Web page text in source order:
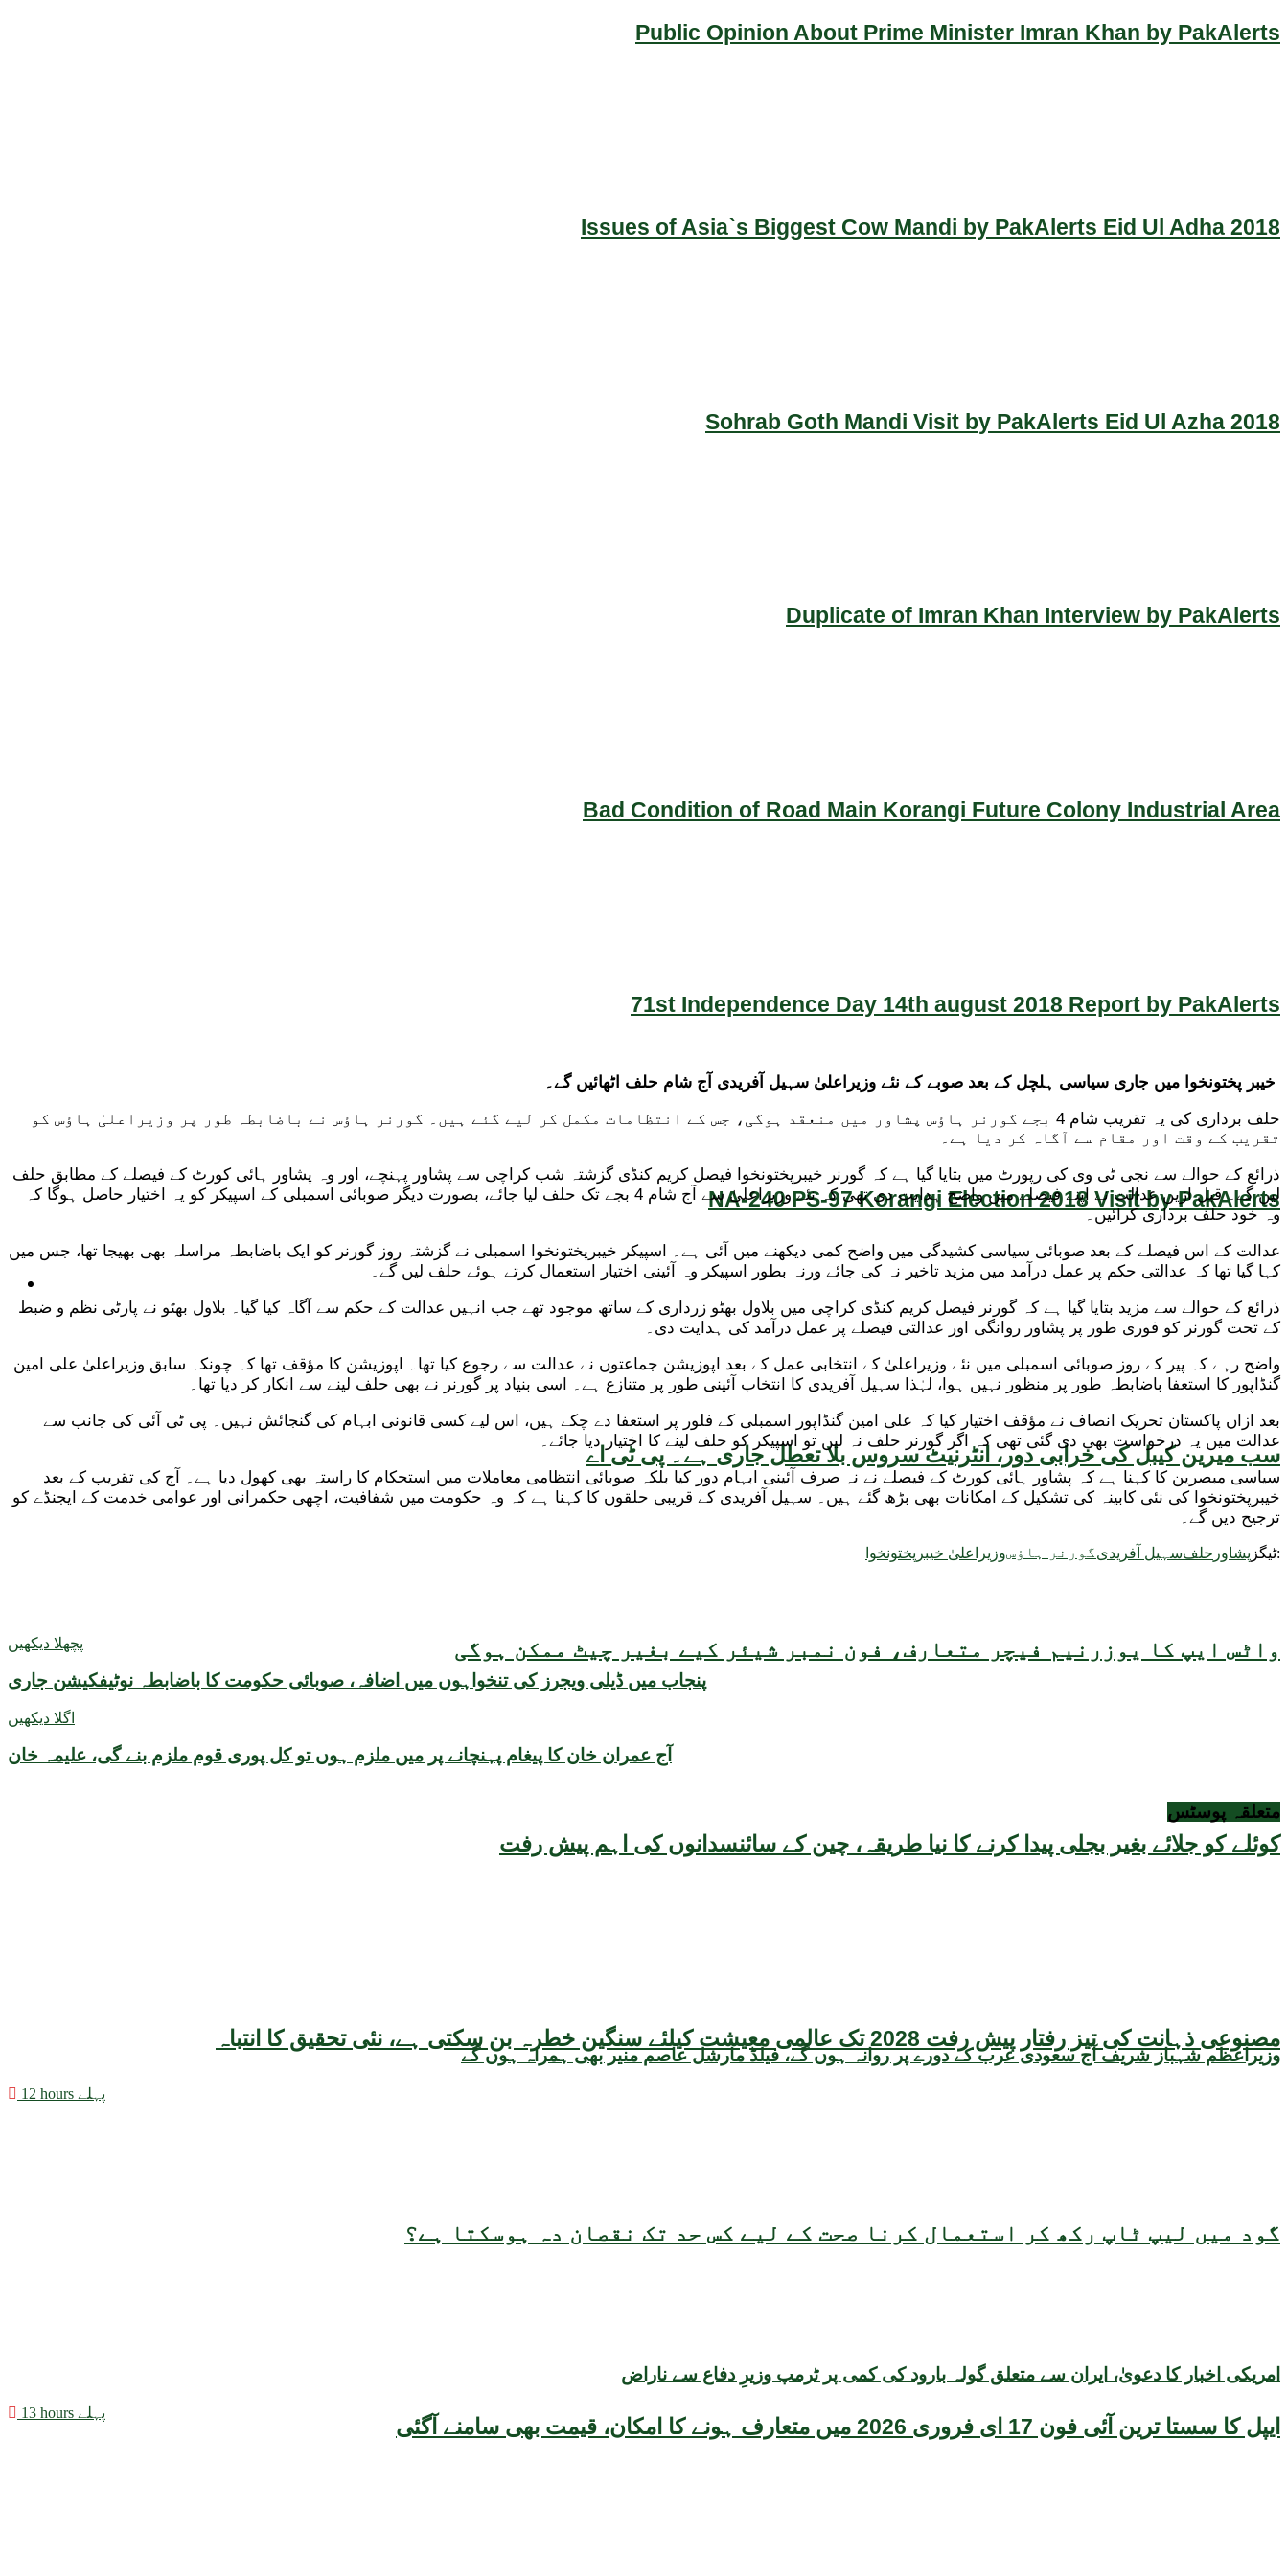
Public Opinion About Prime Minister Imran Khan by PakAlerts
Issues of Asia`s Biggest Cow Mandi by PakAlerts Eid Ul Adha 2018
Sohrab Goth Mandi Visit by PakAlerts Eid Ul Azha 2018
Duplicate of Imran Khan Interview by PakAlerts
Bad Condition of Road Main Korangi Future Colony Industrial Area
71st Independence Day 14th august 2018 Report by PakAlerts
NA-240 PS-97 Korangi Election 2018 Visit by PakAlerts
سب میرین کیبل کی خرابی دور، انٹرنیٹ سروس بلا تعطل جاری ہے۔ پی ٹی اے
واٹس ایپ کا یوزرنیم فیچر متعارف، فون نمبر شیئر کیے بغیر چیٹ ممکن ہوگی
کوئلے کو جلائے بغیر بجلی پیدا کرنے کا نیا طریقہ، چین کے سائنسدانوں کی اہم پیش رفت
مصنوعی ذہانت کی تیز رفتار پیش رفت 2028 تک عالمی معیشت کیلئے سنگین خطرہ بن سکتی ہے، نئی تحقیق کا انتباہ
گود میں لیپ ٹاپ رکھ کر استعمال کرنا صحت کے لیے کس حد تک نقصان دہ ہوسکتا ہے؟
ایپل کا سستا ترین آئی فون 17 ای فروری 2026 میں متعارف ہونے کا امکان، قیمت بھی سامنے آگئی
خیبر پختونخوا میں جاری سیاسی ہلچل کے بعد صوبے کے نئے وزیراعلیٰ سہیل آفریدی آج شام حلف اٹھائیں گے۔
حلف برداری کی یہ تقریب شام 4 بجے گورنر ہاؤس پشاور میں منعقد ہوگی، جس کے انتظامات مکمل کر لیے گئے ہیں۔ گورنر ہاؤس نے باضابطہ طور پر وزیراعلیٰ ہاؤس کو
تقریب کے وقت اور مقام سے آگاہ کر دیا ہے۔
ذرائع کے حوالے سے نجی ٹی وی کی رپورٹ میں بتایا گیا ہے کہ گورنر خیبرپختونخوا فیصل کریم کنڈی گزشتہ شب کراچی سے پشاور پہنچے، اور وہ پشاور ہائی کورٹ کے فیصلے کے مطابق حلف
لیں گے۔ قبل ازیں عدالت نے اپنے فیصلے میں واضح ہدایت دی تھی کہ نئے وزیراعلیٰ سے آج شام 4 بجے تک حلف لیا جائے، بصورت دیگر صوبائی اسمبلی کے اسپیکر کو یہ اختیار حاصل ہوگا کہ
وہ خود حلف برداری کرائیں۔
عدالت کے اس فیصلے کے بعد صوبائی سیاسی کشیدگی میں واضح کمی دیکھنے میں آئی ہے۔ اسپیکر خیبرپختونخوا اسمبلی نے گزشتہ روز گورنر کو ایک باضابطہ مراسلہ بھی بھیجا تھا، جس میں
کہا گیا تھا کہ عدالتی حکم پر عمل درآمد میں مزید تاخیر نہ کی جائے ورنہ بطور اسپیکر وہ آئینی اختیار استعمال کرتے ہوئے حلف لیں گے۔
ذرائع کے حوالے سے مزید بتایا گیا ہے کہ گورنر فیصل کریم کنڈی کراچی میں بلاول بھٹو زرداری کے ساتھ موجود تھے جب انہیں عدالت کے حکم سے آگاہ کیا گیا۔ بلاول بھٹو نے پارٹی نظم و ضبط
کے تحت گورنر کو فوری طور پر پشاور روانگی اور عدالتی فیصلے پر عمل درآمد کی ہدایت دی۔
واضح رہے کہ پیر کے روز صوبائی اسمبلی میں نئے وزیراعلیٰ کے انتخابی عمل کے بعد اپوزیشن جماعتوں نے عدالت سے رجوع کیا تھا۔ اپوزیشن کا مؤقف تھا کہ چونکہ سابق وزیراعلیٰ علی امین
گنڈاپور کا استعفا باضابطہ طور پر منظور نہیں ہوا، لہٰذا سہیل آفریدی کا انتخاب آئینی طور پر متنازع ہے۔ اسی بنیاد پر گورنر نے بھی حلف لینے سے انکار کر دیا تھا۔
بعد ازاں پاکستان تحریک انصاف نے مؤقف اختیار کیا کہ علی امین گنڈاپور اسمبلی کے فلور پر استعفا دے چکے ہیں، اس لیے کسی قانونی ابہام کی گنجائش نہیں۔ پی ٹی آئی کی جانب سے
عدالت میں یہ درخواست بھی دی گئی تھی کہ اگر گورنر حلف نہ لیں تو اسپیکر کو حلف لینے کا اختیار دیا جائے۔
سیاسی مبصرین کا کہنا ہے کہ پشاور ہائی کورٹ کے فیصلے نے نہ صرف آئینی ابہام دور کیا بلکہ صوبائی انتظامی معاملات میں استحکام کا راستہ بھی کھول دیا ہے۔ آج کی تقریب کے بعد
خیبرپختونخوا کی نئی کابینہ کی تشکیل کے امکانات بھی بڑھ گئے ہیں۔ سہیل آفریدی کے قریبی حلقوں کا کہنا ہے کہ وہ حکومت میں شفافیت، اچھی حکمرانی اور عوامی خدمت کے ایجنڈے کو
ترجیح دیں گے۔
ٹیگز: پشاور حلفسہیل آفریدیگورنر ہاؤسوزیراعلیٰ خیبرپختونخوا
پچھلا دیکھیں
پنجاب میں ڈیلی ویجرز کی تنخواہوں میں اضافہ، صوبائی حکومت کا باضابطہ نوٹیفکیشن جاری
اگلا دیکھیں
آج عمران خان کا پیغام پہنچانے پر میں ملزم ہوں تو کل پوری قوم ملزم بنے گی، علیمہ خان
متعلقہ پوسٹس
وزیراعظم شہباز شریف آج سعودی عرب کے دورے پر روانہ ہوں گے، فیلڈ مارشل عاصم منیر بھی ہمراہ ہوں گے
12 hours پہلے
امریکی اخبار کا دعویٰ، ایران سے متعلق گولہ بارود کی کمی پر ٹرمپ وزیرِ دفاع سے ناراض
13 hours پہلے